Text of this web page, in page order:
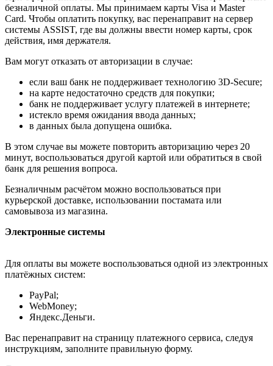
безналичной оплаты. Мы принимаем карты Visa и Master
Card. Чтобы оплатить покупку, вас перенаправит на сервер
системы ASSIST, где вы должны ввести номер карты, срок
действия, имя держателя.
Вам могут отказать от авторизации в случае:
если ваш банк не поддерживает технологию 3D-Secure;
на карте недостаточно средств для покупки;
банк не поддерживает услугу платежей в интернете;
истекло время ожидания ввода данных;
в данных была допущена ошибка.
В этом случае вы можете повторить авторизацию через 20
минут, воспользоваться другой картой или обратиться в свой
банк для решения вопроса.
Безналичным расчётом можно воспользоваться при
курьерской доставке, использовании постамата или
самовывоза из магазина.
Электронные системы
Для оплаты вы можете воспользоваться одной из электронных
платёжных систем:
PayPal;
WebMoney;
Яндекс.Деньги.
Вас перенаправит на страницу платежного сервиса, следуя
инструкциям, заполните правильную форму.